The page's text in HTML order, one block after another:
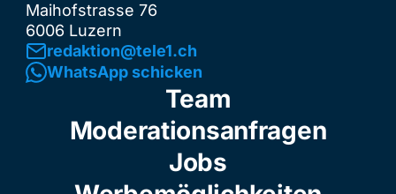
Maihofstrasse 76
6006 Luzern
redaktion@tele1.ch
WhatsApp schicken
Team
Moderationsanfragen
Jobs